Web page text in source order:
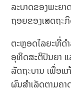
ລະບາດຂອງພະຍ
ຖອຍຂອງເສດຖະ
ຕະຫຼອດໄລຍະທີ່ດຳ
ອຸທິດສະຕິປັນຍາ
ລັດຖະບານ ເພື່ອແ
ຜົນສຳເລັດຕາມຄ